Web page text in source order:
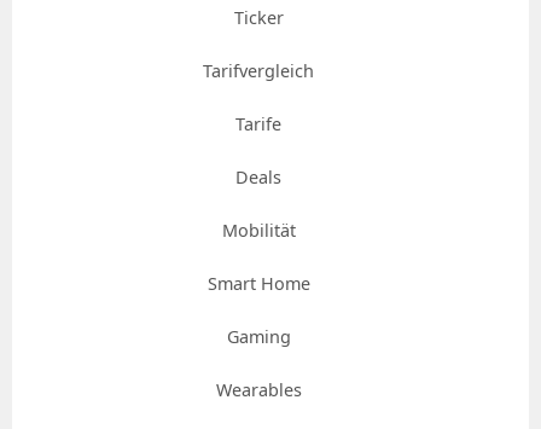
Ticker
Tarifvergleich
Tarife
Deals
Mobilität
Smart Home
Gaming
Wearables